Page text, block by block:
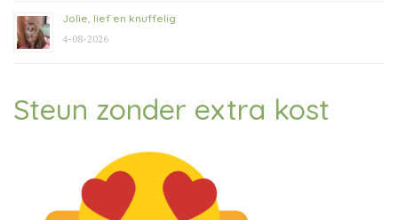
Jolie, lief en knuffelig
4-08-2026
Steun zonder extra kost